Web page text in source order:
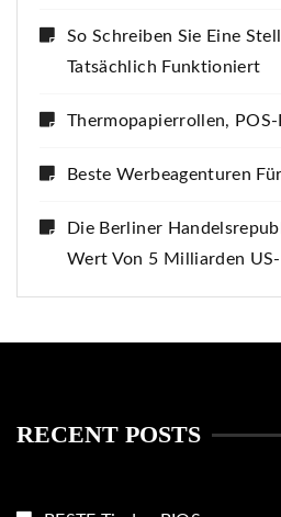
So Schreiben Sie Eine
Tatsächlich Funktioniert
Thermopapierrollen, POS-
Beste Werbeagenturen
Die Berliner
Wert Von 5 Milliarden
RECENT POSTS